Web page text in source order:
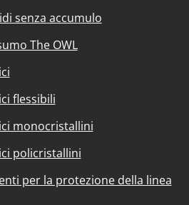
senza accumulo
The OWL
flessibili
monocristallini
policristallini
per la protezione della linea